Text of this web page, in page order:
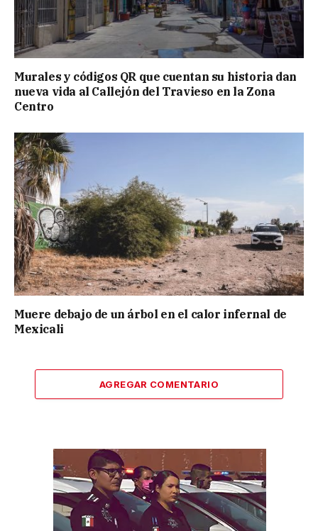
Murales y códigos QR que cuentan su historia dan
nueva vida al Callejón del Travieso en la Zona
Centro
Muere debajo de un árbol en el calor infernal de
Mexicali
AGREGAR COMENTARIO